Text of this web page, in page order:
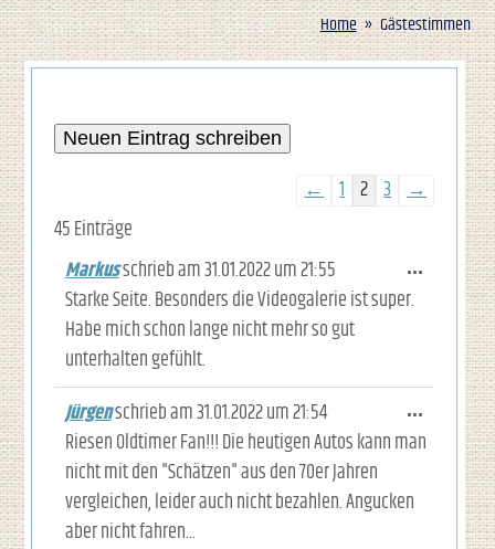
Home Gästestimmen
gwolle-gb-write-button
Navigation der
← 1 2 3 →
45 Einträge
Markusschrieb am31.01.2022um21:55
Starke Seite. Besonders die Videogalerie ist super.
Habe mich schon lange nicht mehr so gut
unterhalten gefühlt.
... Diese
Jürgenschrieb am31.01.2022um21:54
Riesen Oldtimer Fan!!! Die heutigen Autos kann man
nicht mit den "Schätzen" aus den 70er Jahren
vergleichen, leider auch nicht bezahlen. Angucken
aber nicht fahren...
... Diese